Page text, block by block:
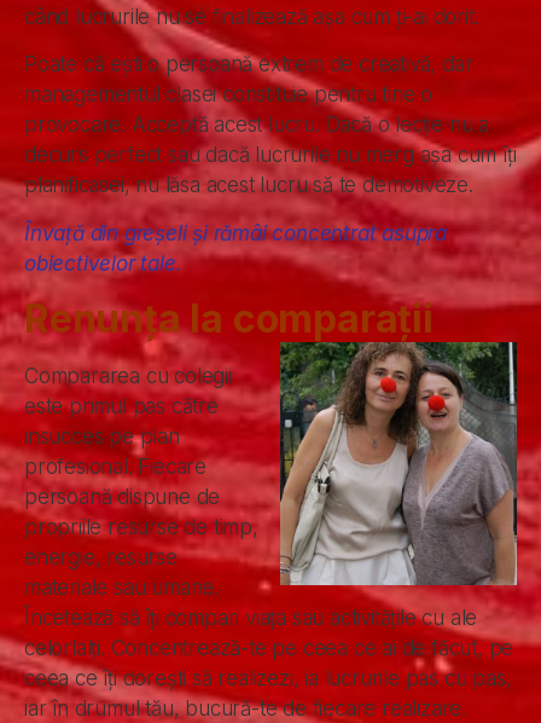
când lucrurile nu se finalizează așa cum ți-ai dorit.
Poate că ești o persoană extrem de creativă, dar
managementul clasei constituie pentru tine o
provocare. Acceptă acest lucru. Dacă o lecție nu a
decurs perfect sau dacă lucrurile nu merg așa cum îți
planificasei, nu lăsa acest lucru să te demotiveze.
Învață din greșeli și rămâi concentrat asupra
obiectivelor tale.
Renunța la comparații
Compararea cu colegii
este primul pas către
insucces pe plan
profesional. Fiecare
persoană dispune de
propriile resurse de timp,
energie, resurse
materiale sau umane.
Încetează să îți compari viața sau activitățile cu ale
celorlalți. Concentrează-te pe ceea ce ai de făcut, pe
ceea ce îți dorești să realizezi, ia lucrurile pas cu pas,
iar în drumul tău, bucură-te de fiecare realizare.